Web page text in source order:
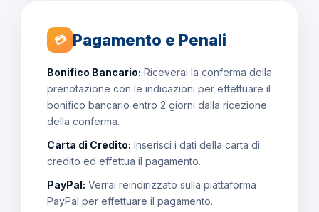
💳 Pagamento e Penali
Bonifico Bancario: Riceverai la conferma della
prenotazione con le indicazioni per effettuare il
bonifico bancario entro 2 giorni dalla ricezione
della conferma.
Carta di Credito: Inserisci i dati della carta di
credito ed effettua il pagamento.
PayPal: Verrai reindirizzato sulla piattaforma
PayPal per effettuare il pagamento.